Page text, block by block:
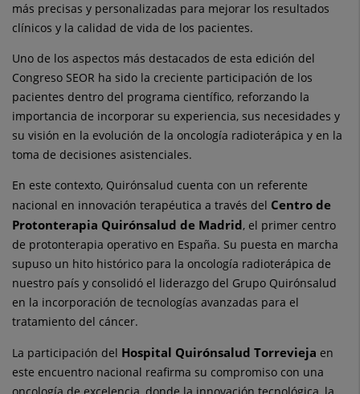
más precisas y personalizadas para mejorar los resultados
clínicos y la calidad de vida de los pacientes.
Uno de los aspectos más destacados de esta edición del
Congreso SEOR ha sido la creciente participación de los
pacientes dentro del programa científico, reforzando la
importancia de incorporar su experiencia, sus necesidades y
su visión en la evolución de la oncología radioterápica y en la
toma de decisiones asistenciales.
En este contexto, Quirónsalud cuenta con un referente
nacional en innovación terapéutica a través del Centro de
Protonterapia Quirónsalud de Madrid, el primer centro
de protonterapia operativo en España. Su puesta en marcha
supuso un hito histórico para la oncología radioterápica de
nuestro país y consolidó el liderazgo del Grupo Quirónsalud
en la incorporación de tecnologías avanzadas para el
tratamiento del cáncer.
La participación del Hospital Quirónsalud Torrevieja en
este encuentro nacional reafirma su compromiso con una